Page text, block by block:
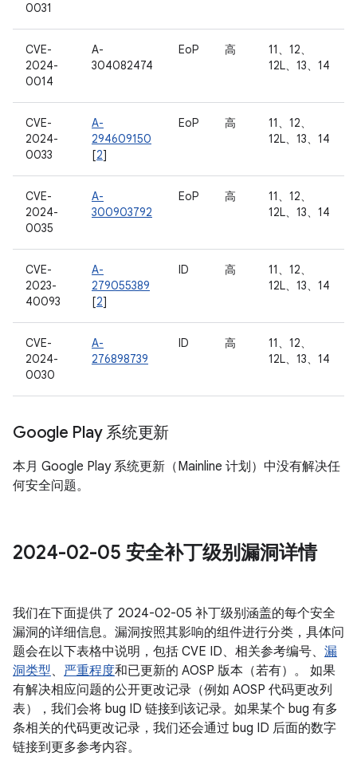
0031
CVE-
2024-
0014
A-
304082474
EoP 高
11、12、
12L、13、14
CVE-
2024-
0033
A-
294609150
[2]
EoP 高
11、12、
12L、13、14
CVE-
2024-
0035
A-
300903792
EoP 高
11、12、
12L、13、14
CVE-
2023-
40093
A-
279055389
[2]
ID 高
11、12、
12L、13、14
CVE-
2024-
0030
A-
276898739
ID 高
11、12、
12L、13、14
Google Play 系统更新
本月 Google Play 系统更新（Mainline 计划）中没有解决任
何安全问题。
2024-02-05 安全补丁级别漏洞详情
我们在下面提供了 2024-02-05 补丁级别涵盖的每个安全
漏洞的详细信息。漏洞按照其影响的组件进行分类，具体问
题会在以下表格中说明，包括 CVE ID、相关参考编号、 漏
洞类型、 严重程度和已更新的 AOSP 版本（若有）。 如果
有解决相应问题的公开更改记录（例如 AOSP 代码更改列
表），我们会将 bug ID 链接到该记录。如果某个 bug 有多
条相关的代码更改记录，我们还会通过 bug ID 后面的数字
链接到更多参考内容。